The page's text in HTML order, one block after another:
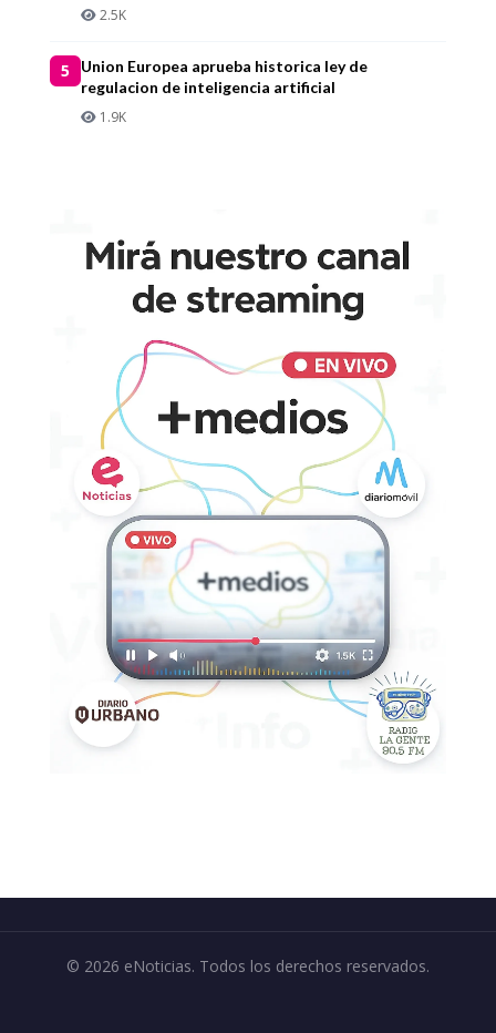
2.5K
5
Union Europea aprueba historica ley de
regulacion de inteligencia artificial
1.9K
© 2026 eNoticias. Todos los derechos reservados.